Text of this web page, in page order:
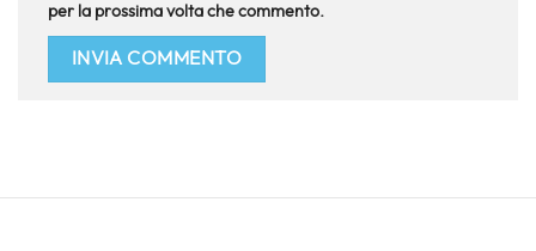
per la prossima volta che commento.